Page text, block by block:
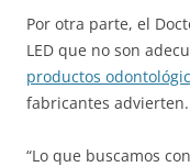
Por otra parte, el
LED que no son
productos
fabricantes advierten.
“Lo que buscamos